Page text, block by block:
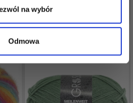
na wybór
Odmowa
Zobacz wszystkie opcje